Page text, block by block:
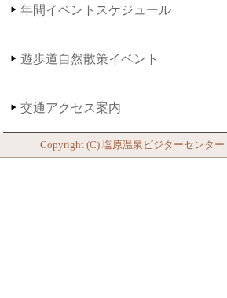
年間イベントスケジュール
遊歩道自然散策イベント
交通アクセス案内
Copyright (C)塩原温泉ビジターセンター